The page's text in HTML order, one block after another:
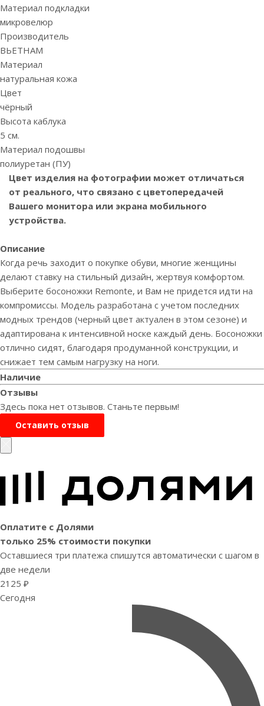
Материал подкладки
микровелюр
Производитель
ВЬЕТНАМ
Материал
натуральная кожа
Цвет
чёрный
Высота каблука
5 см.
Материал подошвы
полиуретан (ПУ)
Цвет изделия на фотографии может отличаться
от реального, что связано с цветопередачей
Вашего монитора или экрана мобильного
устройства.
Описание
Когда речь заходит о покупке обуви, многие женщины
делают ставку на стильный дизайн, жертвуя комфортом.
Выберите босоножки Remonte, и Вам не придется идти на
компромиссы. Модель разработана с учетом последних
модных трендов (черный цвет актуален в этом сезоне) и
адаптирована к интенсивной носке каждый день. Босоножки
отлично сидят, благодаря продуманной конструкции, и
снижает тем самым нагрузку на ноги.
Наличие
Отзывы
Здесь пока нет отзывов. Станьте первым!
Оставить отзыв
Оплатите с Долями
только 25% стоимости покупки
Оставшиеся три платежа спишутся автоматически с шагом в
две недели
2125 ₽
Сегодня